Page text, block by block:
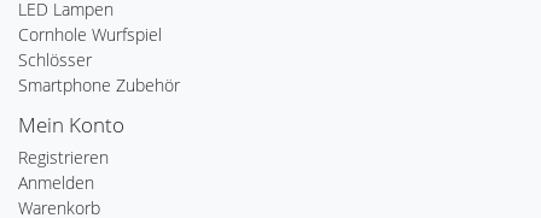
LED Lampen
Cornhole Wurfspiel
Schlösser
Smartphone Zubehör
Mein Konto
Registrieren
Anmelden
Warenkorb